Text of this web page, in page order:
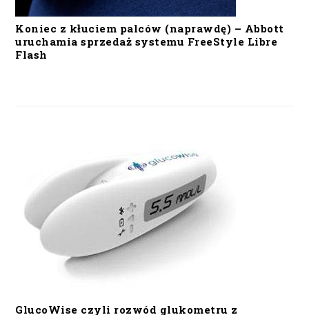
Koniec z kłuciem palców (naprawdę) – Abbott
uruchamia sprzedaż systemu FreeStyle Libre
Flash
GlucoWise czyli rozwód glukometru z